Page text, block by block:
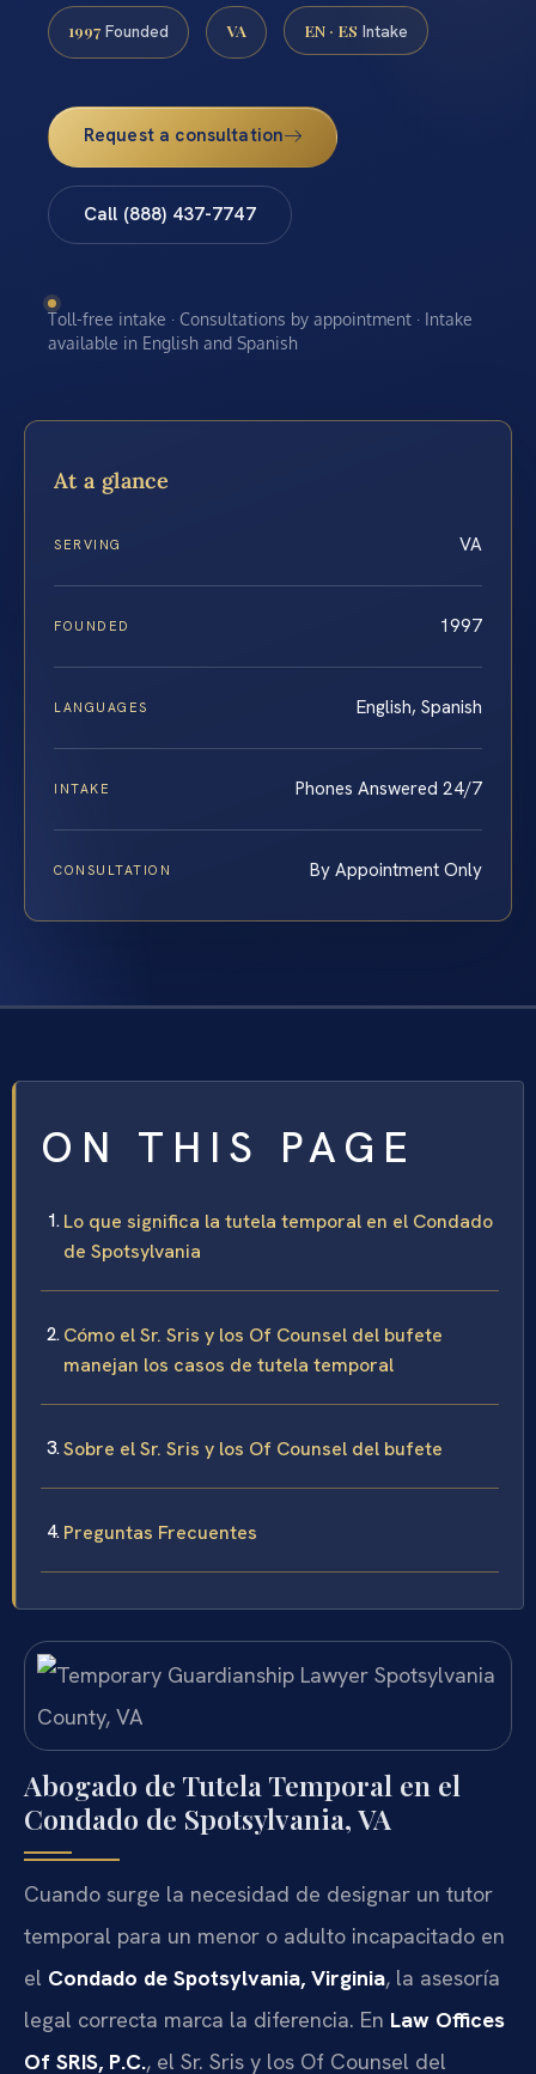
1997 Founded VA EN · ES Intake
Request a consultation
Call (888) 437-7747
Toll-free intake · Consultations by appointment · Intake
available in English and Spanish
At a glance
SERVING VA
FOUNDED 1997
LANGUAGES English, Spanish
INTAKE Phones Answered 24/7
CONSULTATION By Appointment Only
ON THIS PAGE
Lo que significa la tutela temporal en el Condado
de Spotsylvania
Cómo el Sr. Sris y los Of Counsel del bufete
manejan los casos de tutela temporal
Sobre el Sr. Sris y los Of Counsel del bufete
Preguntas Frecuentes
Abogado de Tutela Temporal en el
Condado de Spotsylvania, VA
Cuando surge la necesidad de designar un tutor
temporal para un menor o adulto incapacitado en
el Condado de Spotsylvania, Virginia, la asesoría
legal correcta marca la diferencia. En Law Offices
Of SRIS, P.C., el Sr. Sris y los Of Counsel del